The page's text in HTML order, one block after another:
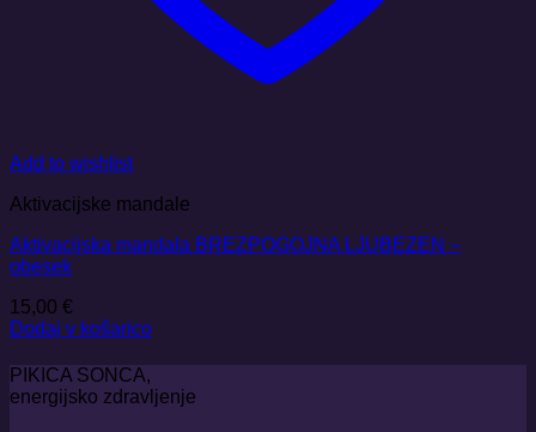
Add to wishlist
Aktivacijske mandale
Aktivacijska mandala BREZPOGOJNA LJUBEZEN –
obesek
15,00 €
Dodaj v košarico
PIKICA SONCA,
energijsko zdravljenje